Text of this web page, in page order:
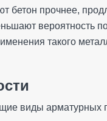
бетон прочнее,
вероятность
такого
виды арматурных